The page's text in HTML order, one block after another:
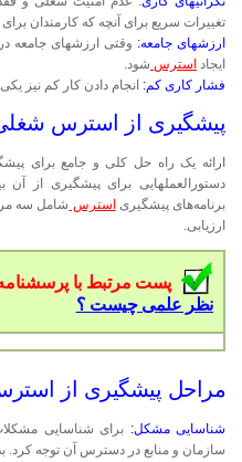
تغییرات سریع برای آنچه که کارمندان برای
ارزشهای جامعه: وقتی ارزشهای جامعه
ایجاد استرس شود.
فشار کاری کم: انجام دادن کار کم نیز
پیشگیری از استرس
ارائه یک راه حل کلی و جامع برای
دستورالعملهایی برای پیشگیری از آن
برنامه‌های پیشگیری استرس شامل سه
ارزیابی.
پست مرتبط با
نظر علمی چیست ؟
مراحل پیشگیری از
شناسایی مشکل: برای شناسایی
سازمان و منابع در دسترس آن توجه کرد.